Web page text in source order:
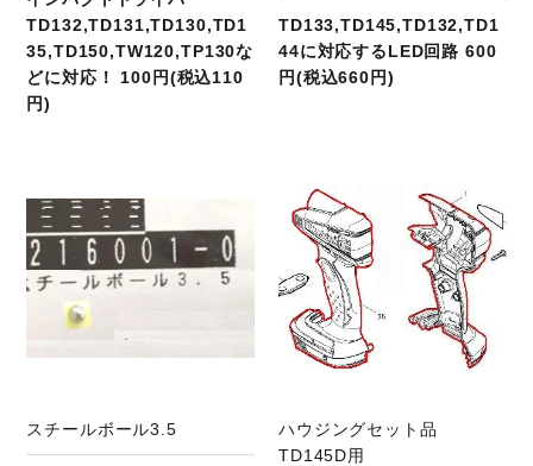
TD132,TD131,TD130,TD1
35,TD150,TW120,TP130な
どに対応！ 100円(税込110
円)
TD133,TD145,TD132,TD1
44に対応するLED回路 600
円(税込660円)
スチールボール3.5
ハウジングセット品
TD145D用